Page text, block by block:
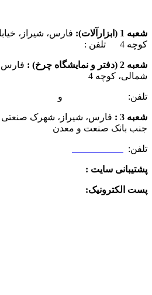
شعبه 1 (ابزارآلات):
فارس، شیراز،
کوچه 4 تلفن :
شعبه 2 (دفتر و نمایشگاه چرخ) :
فارس،
شمالی، کوچه 4
تلفن: و
شعبه 3 :
فارس، شیراز، شهرک صنعتی
جنب بانک صنعت و معدن
تلفن:
پشتیبانی سایت :
پست الکترونیک: